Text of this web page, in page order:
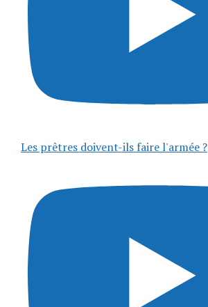
Les prêtres doivent-ils faire l'armée ?